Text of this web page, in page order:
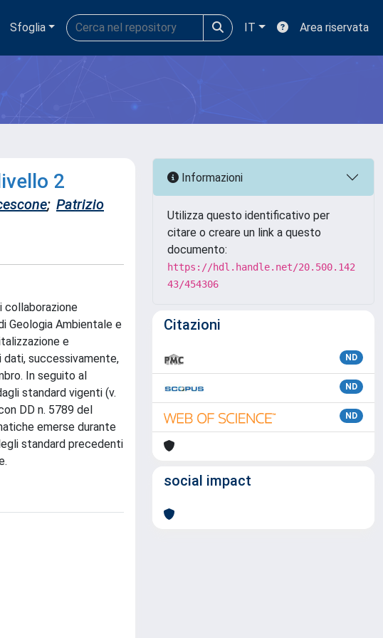
Sfoglia IT Area riservata
2
; Patrizio
Geologia Ambientale e
e
dati, successivamente,
In seguito al
standard vigenti (v.
DD n. 5789 del
emerse durante
standard precedenti
Informazioni
Utilizza questo identificativo per
citare o creare un link a questo
documento:
https://hdl.handle.net/20.500.142
43/454306
Citazioni
ND
ND
ND
social impact